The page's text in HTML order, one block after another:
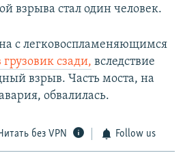
взрыва стал один человек.
с легковоспламеняющимся
грузовик сзади, вследствие
взрыв. Часть моста, на
обвалилась.
без VPN Follow us